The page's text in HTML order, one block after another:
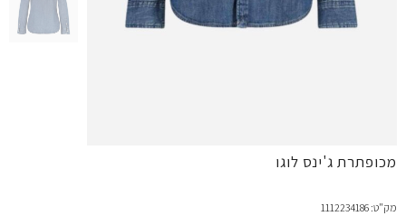
מכופתרת ג'ינס לוגו
מק"ט: 1112234186